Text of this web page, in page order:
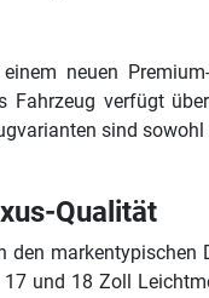
neuen
Fahrzeug verfügt
sind
Qualität
den
und 18 Zoll